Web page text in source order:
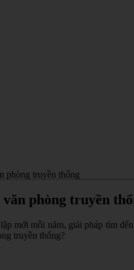
phòng truyền thống
phòng truyền
mới mỗi năm, giải pháp tìm
truyền thống?